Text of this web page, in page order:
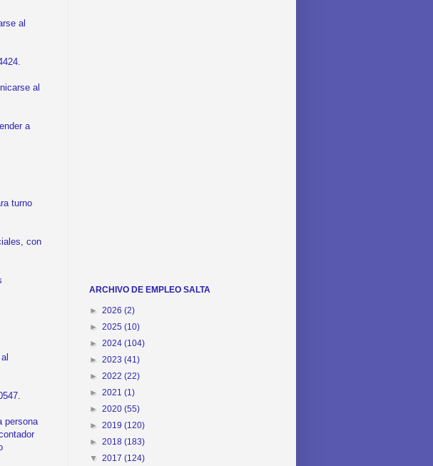
al
al
a
turno
con
persona
ARCHIVO DE EMPLEO SALTA
► 2026 (2)
► 2025 (10)
► 2024 (104)
► 2023 (41)
► 2022 (22)
► 2021 (1)
► 2020 (55)
► 2019 (120)
► 2018 (183)
▼ 2017 (124)